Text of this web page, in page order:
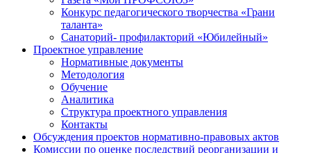
Конкурс педагогического творчества «Грани
таланта»
Санаторий- профилакторий «Юбилейный»
Проектное управление
Нормативные документы
Методология
Обучение
Аналитика
Структура проектного управления
Контакты
Обсуждения проектов нормативно-правовых актов
Комиссии по оценке последствий реорганизации и